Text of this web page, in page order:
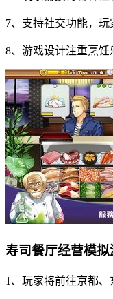
7、支持社交功能，
8、游戏设计注重烹饪
寿司餐厅经营模拟
1、玩家将前往京都